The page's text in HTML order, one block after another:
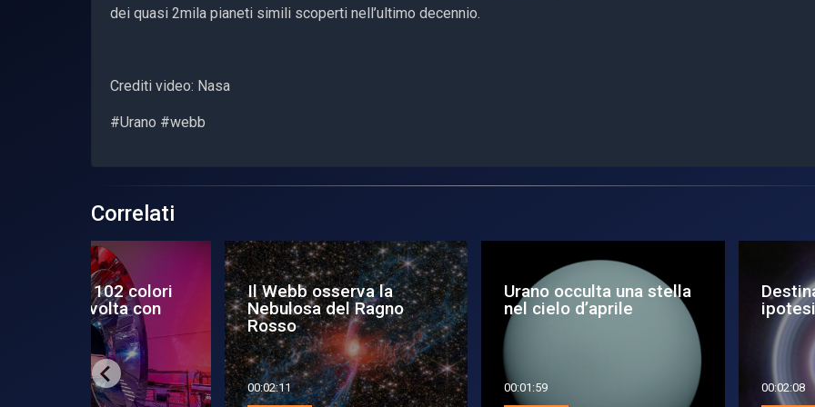
dei quasi 2mila pianeti simili scoperti nell’ultimo decennio.
Crediti video: Nasa
#Urano #webb
Correlati
Il Webb osserva la
Nebulosa del Ragno
Rosso
00:02:11
Urano occulta una stella
nel cielo d’aprile
00:01:59
Destinazione Urano,
ipotesi Starship